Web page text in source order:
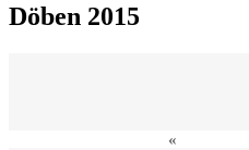
Döben 2015
«